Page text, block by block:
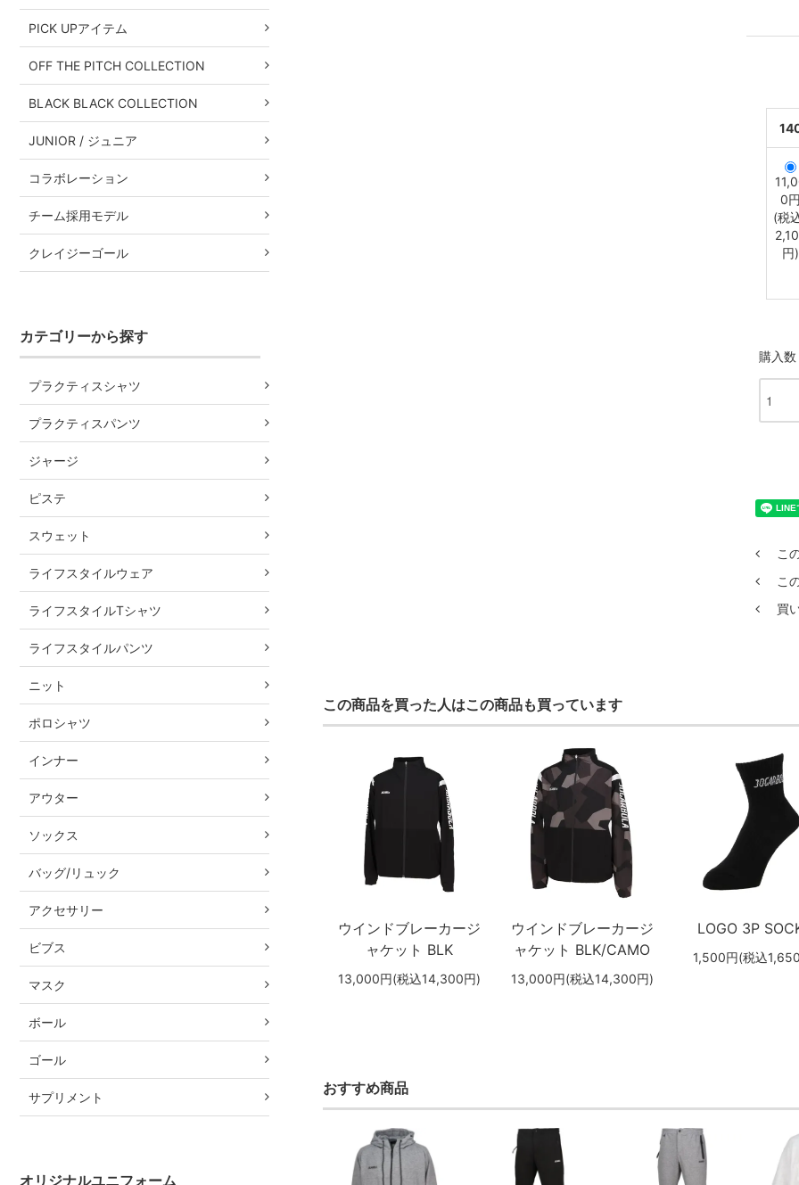
PICK UPアイテム
OFF THE PITCH COLLECTION
BLACK BLACK COLLECTION
JUNIOR / ジュニア
コラボレーション
チーム採用モデル
クレイジーゴール
カテゴリーから探す
プラクティスシャツ
プラクティスパンツ
ジャージ
ピステ
スウェット
ライフスタイルウェア
ライフスタイルTシャツ
ライフスタイルパンツ
ニット
ポロシャツ
インナー
アウター
ソックス
バッグ/リュック
アクセサリー
ビブス
マスク
ボール
ゴール
サプリメント
オリジナルユニフォーム
0円
(税
円)
購入数
こ
こ
買
この商品を買った人はこの商品も買っています
ウインドブレーカージ
ャケット BLK
13,000円(税込14,300円)
ウインドブレーカージ
ャケット BLK/CAMO
13,000円(税込14,300円)
LOGO 3P
1,500円(税込
おすすめ商品